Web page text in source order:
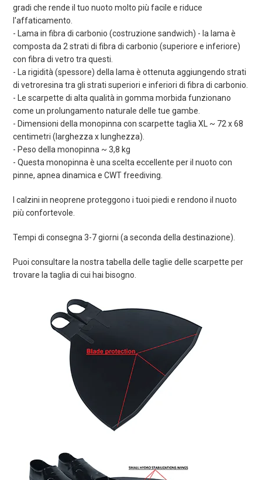
gradi che rende il tuo nuoto molto più facile e riduce
l'affaticamento.
- Lama in fibra di carbonio (costruzione sandwich) - la lama è
composta da 2 strati di fibra di carbonio (superiore e inferiore)
con fibra di vetro tra questi.
- La rigidità (spessore) della lama è ottenuta aggiungendo strati
di vetroresina tra gli strati superiori e inferiori di fibra di carbonio.
- Le scarpette di alta qualità in gomma morbida funzionano
come un prolungamento naturale delle tue gambe.
- Dimensioni della monopinna con scarpette taglia XL ~ 72 x 68
centimetri (larghezza x lunghezza).
- Peso della monopinna ~ 3,8 kg
- Questa monopinna è una scelta eccellente per il nuoto con
pinne, apnea dinamica e CWT freediving.
I calzini in neoprene proteggono i tuoi piedi e rendono il nuoto
più confortevole.
Tempi di consegna 3-7 giorni (a seconda della destinazione).
Puoi consultare la nostra tabella delle taglie delle scarpette per
trovare la taglia di cui hai bisogno.